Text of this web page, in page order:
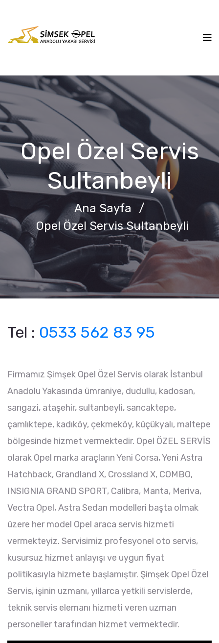
Opel Özel Servis
Sultanbeyli
Ana Sayfa
/
Opel Özel Servis Sultanbeyli
Tel : 0533 562 83 95
Firmamız Şimşek Opel Özel Servis olarak İstanbul
Anadolu Yakasında ümraniye, dudullu, kadosan,
sarıgazi, ataşehir, sultanbeyli, sancaktepe,
çamlıktepe, kadıköy, çekmeköy, küçükyalı, maltepe
bölgesinde hizmet vermektedir. Opel ÖZEL SERVİS
olarak Opel marka araçların Yeni Corsa, Yeni Astra
Hatchback, Grandland X, Crossland X, COMBO,
INSIGNIA GRAND SPORT, Calibra, Manta, Meriva,
Vectra Opel, Astra Sedan modelleri başta olmak
üzere her model Opel araca servis hizmeti
vermekteyiz. Servisimiz profesyonel oto servis,
kusursuz hizmet anlayışı ve uygun fiyat
politikasıyla hizmete başlamıştır. Şimşek Opel Özel
Servis, işinin uzmanı, yıllarca yetkili servislerde,
teknik servis elemanı hizmeti veren uzman
personeller tarafından hizmet vermektedir.